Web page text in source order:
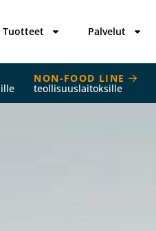
Tuotteet Palvelut
NON-FOOD LINE
teollisuuslaitoksille